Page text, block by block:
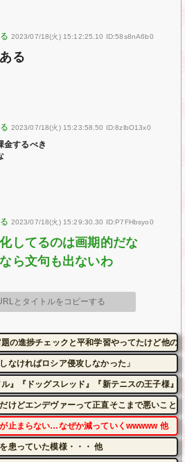
2023/07/18(火) 15:12:25.10 ID:58s8nA6b0
る
2023/07/18(火) 15:23:58.50 ID:8zlbO13x0
金するべき
2023/07/18(火) 15:29:30.30 ID:P7FHbsyo0
してるのは画期的だな
ら文句も出ないわ
とタイトルをコピーする
の進捗チェックと平和学習やってたけど他の
なければロシア侵攻しなかった」
ル』『ドッグスレッド』『新テニスの王子様』
けどエンデヴァーって正直そこまで悪いこと
が止まらない…なぜか減っていくwwwww 他
患っていた模様・・・ 他